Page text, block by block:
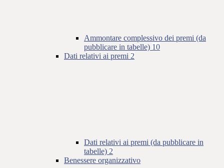
Ammontare complessivo dei premi (da
pubblicare in tabelle) 10
Dati relativi ai premi 2
Dati relativi ai premi (da pubblicare in
tabelle) 2
Benessere organizzativo